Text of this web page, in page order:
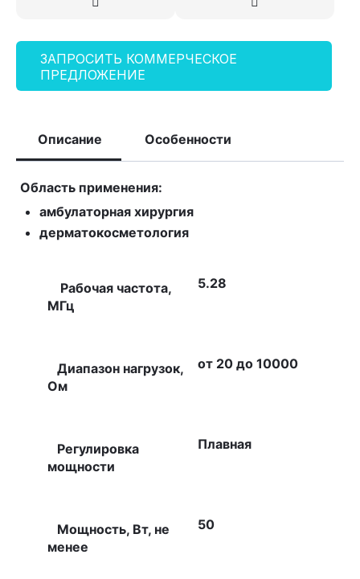
ЗАПРОСИТЬ КОММЕРЧЕСКОЕ
ПРЕДЛОЖЕНИЕ
Описание Особенности
Область применения:
амбулаторная хирургия
дерматокосметология
Рабочая частота,
МГц
5.28
Диапазон нагрузок,
Ом
от 20 до 10000
Регулировка
мощности
Плавная
Мощность, Вт, не
менее
50